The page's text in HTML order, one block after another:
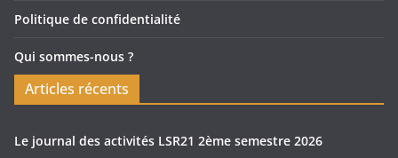
Politique de confidentialité
Qui sommes-nous ?
Articles récents
Le journal des activités LSR21 2ème semestre 2026